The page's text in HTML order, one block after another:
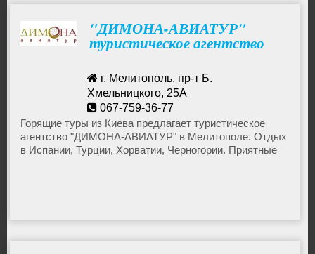
Горящие туры в Доминикану
Горящие туры в Болгарию
"ДИМОНА-АВИАТУР"
туристическое агентство
г. Мелитополь, пр-т Б.
Хмельницкого, 25А
067-759-36-77
Горящие туры из Киева предлагает туристическое
агентство "ДИМОНА-АВИАТУР" в Мелитополе. Отдых
в Испании, Турции, Хорватии, Черногории. Приятные